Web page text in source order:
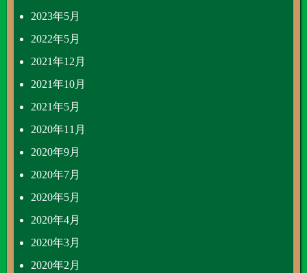
2023年5月
2022年5月
2021年12月
2021年10月
2021年5月
2020年11月
2020年9月
2020年7月
2020年5月
2020年4月
2020年3月
2020年2月